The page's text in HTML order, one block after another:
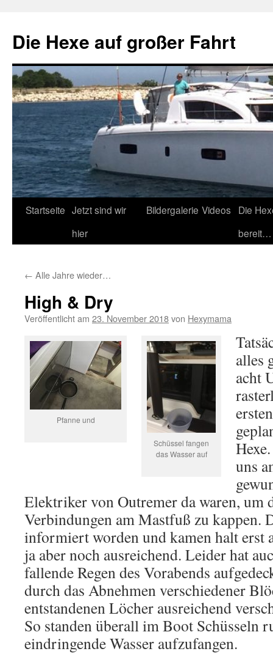
springen
Die Hexe auf großer Fahrt
Startseite Jetzt sind wir
hier
Bildergalerie Videos
Die
bereit…
← Alle Jahre wieder…
High & Dry
Veröffentlicht am 23. November 2018von Hexymama
Pfanne und
Schüssel fangen
das Wasser auf
alles
acht
uns
Elektriker von Outremer da waren, um
Verbindungen am Mastfuß zu kappen.
informiert worden und kamen halt
ja aber noch ausreichend. Leider hat
fallende Regen des Vorabends
durch das Abnehmen verschiedener
entstandenen Löcher ausreichend
So standen überall im Boot Schüsseln
eindringende Wasser aufzufangen.